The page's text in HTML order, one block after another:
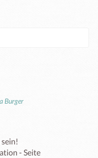
Burger
- Seite